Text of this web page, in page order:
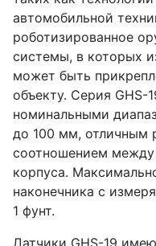
автомобильной
роботизированное
системы, в которых
может быть
объекту. Серия
номинальными
до 100 мм, отличным
соотношением
корпуса.
наконечника с
1 фунт.
Датчики GHS-19